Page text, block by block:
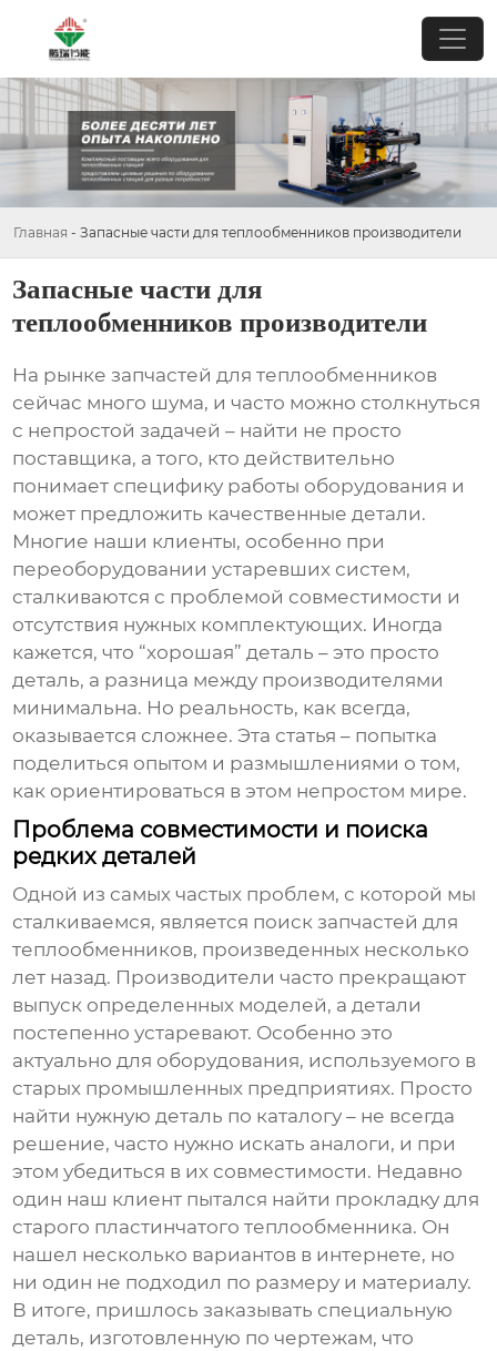
Главная - Запасные части для теплообменников производители
Запасные части для
теплообменников производители
На рынкезапчастей для теплообменников
сейчас много шума, и часто можно столкнуться
с непростой задачей – найти не просто
поставщика, а того, кто действительно
понимает специфику работы оборудования и
может предложить качественные детали.
Многие наши клиенты, особенно при
переоборудовании устаревших систем,
сталкиваются с проблемой совместимости и
отсутствия нужных комплектующих. Иногда
кажется, что “хорошая” деталь – это просто
деталь, а разница между производителями
минимальна. Но реальность, как всегда,
оказывается сложнее. Эта статья – попытка
поделиться опытом и размышлениями о том,
как ориентироваться в этом непростом мире.
Проблема совместимости и поиска
редких деталей
Одной из самых частых проблем, с которой мы
сталкиваемся, является поискзапчастей для
теплообменников, произведенных несколько
лет назад. Производители часто прекращают
выпуск определенных моделей, а детали
постепенно устаревают. Особенно это
актуально для оборудования, используемого в
старых промышленных предприятиях. Просто
найти нужную деталь по каталогу – не всегда
решение, часто нужно искать аналоги, и при
этом убедиться в их совместимости. Недавно
один наш клиент пытался найти прокладку для
старого пластинчатого теплообменника. Он
нашел несколько вариантов в интернете, но
ни один не подходил по размеру и материалу.
В итоге, пришлось заказывать специальную
деталь, изготовленную по чертежам, что